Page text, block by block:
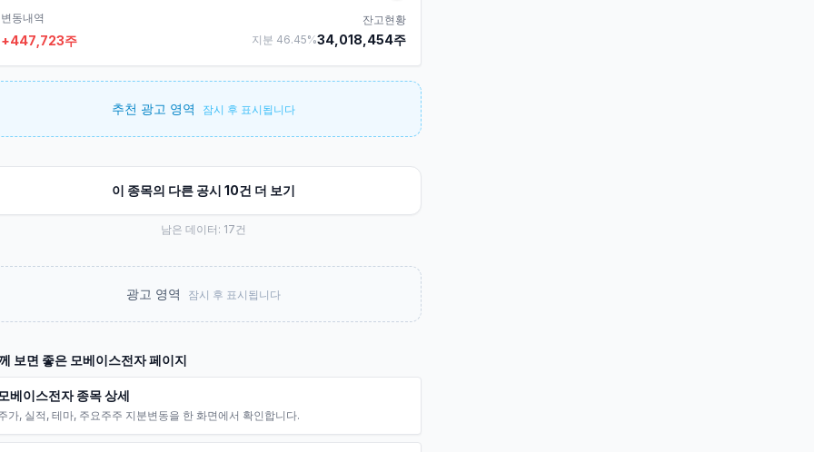
변동내역
+447,723주
잔고현황
지분 46.45%34,018,454주
추천 광고 영역 잠시 후 표시됩니다
이 종목의 다른 공시 10건 더 보기
남은 데이터: 17건
광고 영역 잠시 후 표시됩니다
보면 좋은 모베이스전자페이지
베이스전자 종목 상세
가, 실적, 테마, 주요주주 지분변동을 한 화면에서 확인합니다.